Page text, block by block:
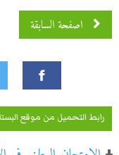
اصفحة السابقة
رابط التحميل من موقع